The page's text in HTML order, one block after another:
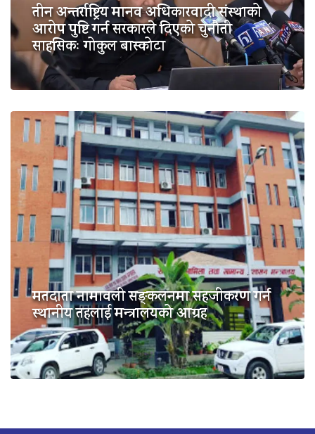
तीन अन्तर्राष्ट्रिय मानव अधिकारवादी संस्थाको
आरोप पुष्टि गर्न सरकारले दिएको चुनौती
साहसिकः गोकुल बास्कोटा
मतदाता नामावली सङ्कलनमा सहजीकरण गर्न
स्थानीय तहलाई मन्त्रालयको आग्रह